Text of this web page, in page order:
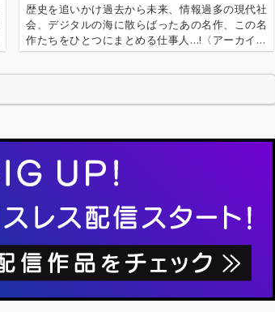
歴史を追いかけ過去から未来、情報過多の現代社
会、デジタルの海に散らばったあの名作、この名
作たちをひとつにまとめる仕事人…!〈アーカイ奉
行〉が今日もデジタルの乱世を治める…!'''〈アーカ